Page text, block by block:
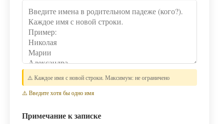
⚠️ Каждое имя с новой строки. Максимум: не ограничено
⚠️ Введите хотя бы одно имя
Примечание к записке